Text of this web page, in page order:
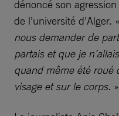
dénoncé son
de l’université d’Alger. «
nous demander de
partais et que je
quand même été roué
visage et sur le corps. »